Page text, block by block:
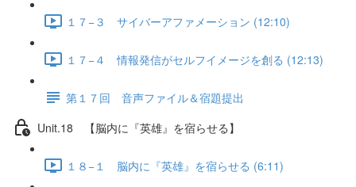
１７−３ サイバーアファメーション (12:10)
１７−４ 情報発信がセルフイメージを創る (12:13)
第１７回 音声ファイル＆宿題提出
Unit.18 【脳内に『英雄』を宿らせる】
１８−１ 脳内に『英雄』を宿らせる (6:11)